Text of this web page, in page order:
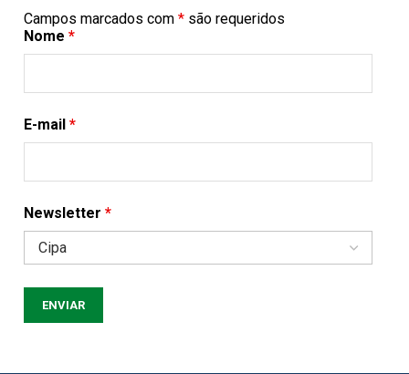
Campos marcados com * são requeridos
Nome *
E-mail *
Newsletter *